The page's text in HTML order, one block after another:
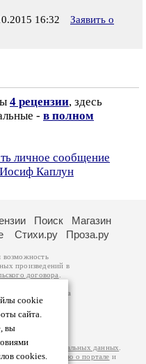
16:32
Заявить о
4 рецензии, здесь
- в полном
личное сообщение
Каплун
cookie
сайта.
вы
cookies.
Поиск
Магазин
Стихи.ру Проза.ру
возможность
произведений в
договора
авторам
возможна
вы можете
за
на
обработки персональных данных
информацию о портале и